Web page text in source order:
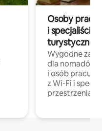
Osoby
i specjaliści z
turystycznej
Wygodne
dla nomadów
i osób
z Wi-Fi i
przestrzenią